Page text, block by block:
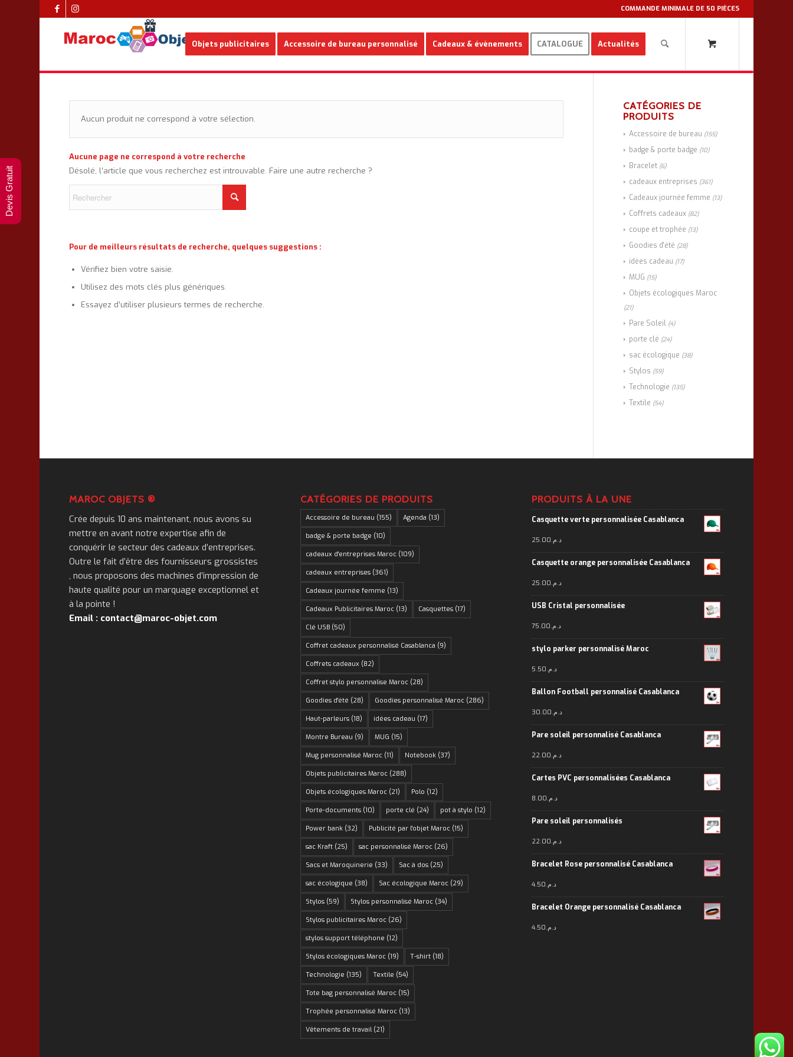
COMMANDE MINIMALE DE 50 PIÈCES
Objets publicitaires Accessoire de bureau personnalisé Cadeaux & évènements CATALOGUE Actualités
Aucun produit ne correspond à votre sélection.
Aucune page ne correspond à votre recherche
Désolé, l’article que vous recherchez est introuvable. Faire une autre recherche ?
Pour de meilleurs résultats de recherche, quelques suggestions :
Vérifiez bien votre saisie.
Utilisez des mots clés plus génériques.
Essayez d’utiliser plusieurs termes de recherche.
CATÉGORIES DE
PRODUITS
Accessoire de bureau (155)
badge & porte badge (10)
Bracelet (6)
cadeaux entreprises (361)
Cadeaux journée femme (13)
Coffrets cadeaux (82)
coupe et trophée (13)
Goodies d'été (28)
idées cadeau (17)
MUG (15)
Objets écologiques Maroc
(21)
Pare Soleil (4)
porte clé (24)
sac écologique (38)
Stylos (59)
Technologie (135)
Textile (54)
MAROC OBJETS ®
Crée depuis 10 ans maintenant, nous avons su
mettre en avant notre expertise afin de
conquérir le secteur des cadeaux d’entreprises.
Outre le fait d’être des fournisseurs grossistes
, nous proposons des machines d’impression de
haute qualité pour un marquage exceptionnel et
à la pointe !
Email : contact@maroc-objet.com
CATÉGORIES DE PRODUITS
Accessoire de bureau (155) Agenda (13)
badge & porte badge (10)
cadeaux d'entreprises Maroc (109)
cadeaux entreprises (361)
Cadeaux journée femme (13)
Cadeaux Publicitaires Maroc (13) Casquettes (17)
Clé USB (50)
Coffret cadeaux personnalisé Casablanca (9)
Coffrets cadeaux (82)
Coffret stylo personnalise Maroc (28)
Goodies d'été (28) Goodies personnalisé Maroc (286)
Haut-parleurs (18) idées cadeau (17)
Montre Bureau (9) MUG (15)
Mug personnalisé Maroc (11) Notebook (37)
Objets publicitaires Maroc (288)
Objets écologiques Maroc (21) Polo (12)
Porte-documents (10) porte clé (24) pot à stylo (12)
Power bank (32) Publicité par l'objet Maroc (15)
sac Kraft (25) sac personnalisé Maroc (26)
Sacs et Maroquinerie (33) Sac à dos (25)
sac écologique (38) Sac écologique Maroc (29)
Stylos (59) Stylos personnalisé Maroc (34)
Stylos publicitaires Maroc (26)
stylos support téléphone (12)
Stylos écologiques Maroc (19) T-shirt (18)
Technologie (135) Textile (54)
Tote bag personnalisé Maroc (15)
Trophée personnalisé Maroc (13)
Vêtements de travail(21)
PRODUITS À LA UNE
Casquette verte personnalisée Casablanca
د.م.25.00
Casquette orange personnalisée Casablanca
د.م.25.00
USB Cristal personnalisée
د.م.75.00
stylo parker personnalisé Maroc
د.م.5.50
Ballon Football personnalisé Casablanca
د.م.30.00
Pare soleil personnalisé Casablanca
د.م.22.00
Cartes PVC personnalisées Casablanca
د.م.8.00
Pare soleil personnalisés
د.م.22.00
Bracelet Rose personnalisé Casablanca
د.م.4.50
Bracelet Orange personnalisé Casablanca
د.م.4.50
Devis Gratuit